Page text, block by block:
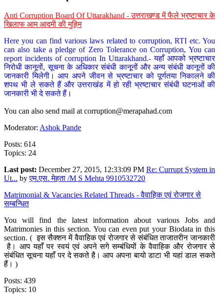
Anti Corruption Board Of Uttarakhand - उत्तराखण्ड में फैले भ्रष्टाचार के
खिलाफ आम आदमी की मुहिम
Here you can find various laws related to corruption, RTI etc. You
can also take a pledge of Zero Tolerance on Corruption, You can
report incidents of corruption In Uttarakhand.- यहाँ आपको भ्रष्टाचार
निरोधी कानूनों, सूचना के अधिकार संबंधी कानूनों और अन्य संबंधी कानूनों की
जानकारी मिलेगी। आप अपने जीवन से भ्रष्टाचार को पूर्णतया निकालने की
शपथ भी ले सकते हैं और उत्तराखंड में हो रही भ्रष्टाचार संबंधी घटनाओं की
जानकारी भी दे सकते हैं।
You can also send mail at corruption@merapahad.com
Moderator: Ashok Pande
Posts: 614
Topics: 24
Last post: December 27, 2015, 12:33:09 PM Re: Currupt System in
Ut... byएम.एस. मेहता /M S Mehta 9910532720
Matrimonial & Vacancies Related Threads - वैवाहिक एवं रोजगार से
सम्बन्धित
You will find the latest information about various Jobs and
Matrimonies in this section. You can even put your Biodata in this
section. ( इस सैक्शन में वैवाहिक एवं रोजगार से संबंधित ताजातरीन जानकारी
है। आप यहाँ पर स्वयं एवं अपने सगे सम्बंधियों के वैवाहिक और रोजगार से
संबंधित सूचना यहाँ पर दे सकते है। आप अपना बायो डाटा भी यहां डाल सकते
हैं। )
Posts: 439
Topics: 10